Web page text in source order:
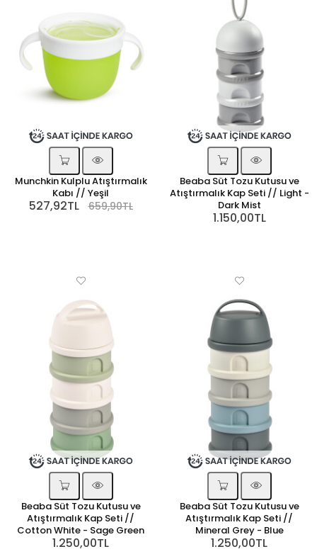
Munchkin Kulplu Atıştırmalık
Kabı // Yeşil
527,92TL 659,90TL
Beaba Süt Tozu Kutusu ve
Atıştırmalık Kap Seti // Light -
Dark Mist
1.150,00TL
Beaba Süt Tozu Kutusu ve
Atıştırmalık Kap Seti //
Cotton White - Sage Green
1.250,00TL
Beaba Süt Tozu Kutusu ve
Atıştırmalık Kap Seti //
Mineral Grey - Blue
1.250,00TL